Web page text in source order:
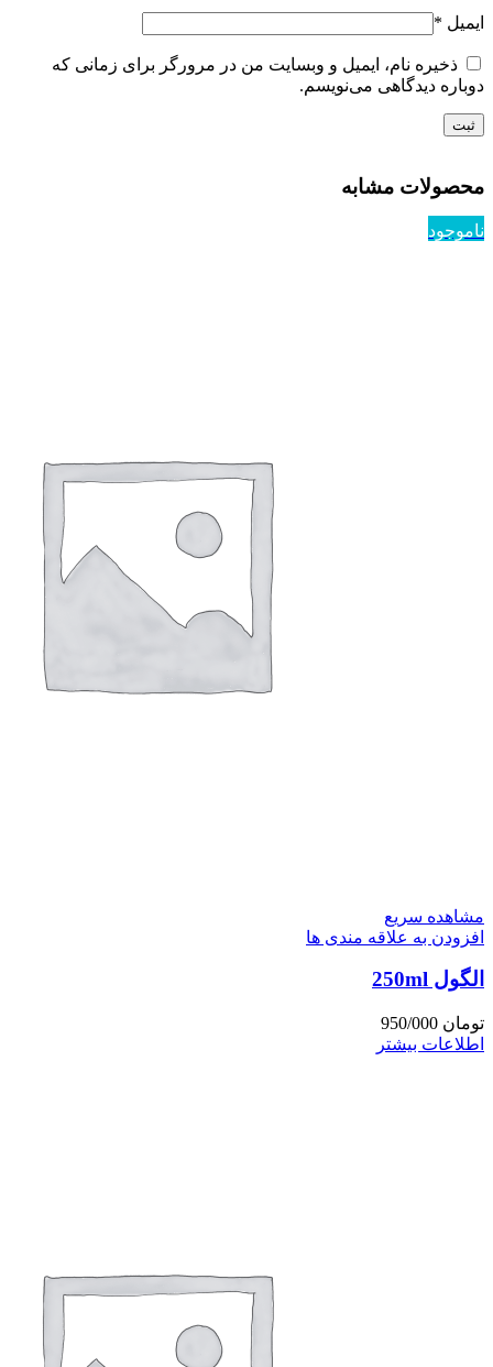
ایمیل *
ذخیره نام، ایمیل و وبسایت من در مرورگر برای زمانی که
دوباره دیدگاهی می‌نویسم.
محصولات مشابه
ناموجود
مشاهده سریع
افزودن به علاقه مندی ها
الگول 250ml
تومان
اطلاعات بیشتر